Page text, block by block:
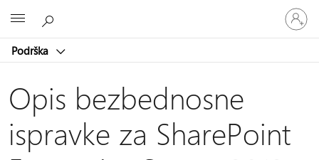
Podrška
Prijavite
se
na
Opis bezbednosne
ispravke za SharePoint